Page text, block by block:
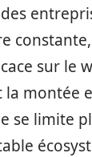
sur le
montée
se limite